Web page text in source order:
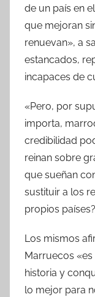
de un país en
que mejoran
renuevan», a
estancados,
incapaces de
«Pero, por
importa,
credibilidad
reinan sobre
que sueñan
sustituir a los
propios
Los mismos
Marruecos
historia y
lo mejor para